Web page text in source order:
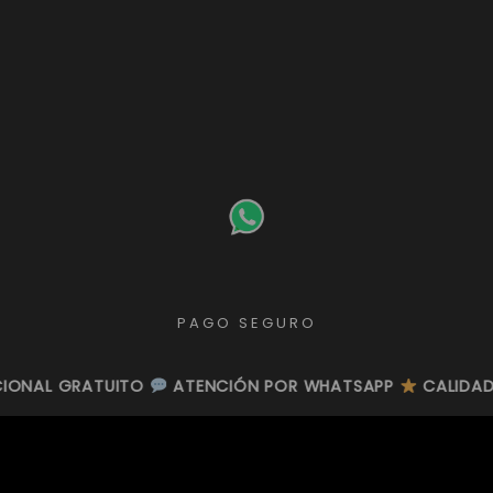
ATENCIÓN POR WHATSAPP CALIDAD TOP
ATENCIÓN POR WHATSAPP CALIDAD TOP
PAGO SEGURO